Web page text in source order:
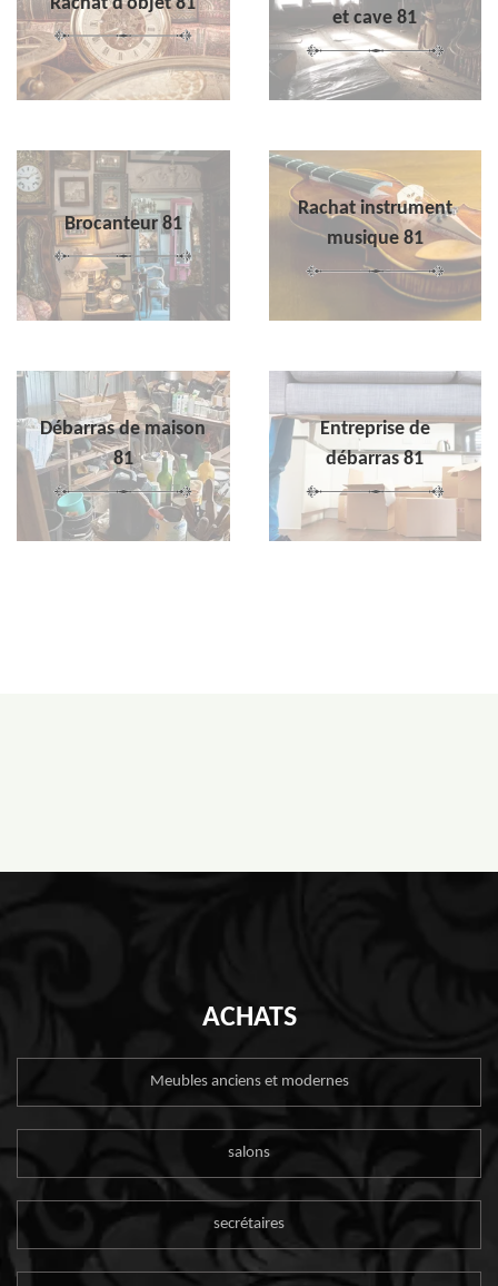
et cave 81
Brocanteur 81
Rachat instrument
musique 81
Débarras de maison
81
Entreprise de
débarras 81
ACHATS
Meubles anciens et modernes
salons
secrétaires